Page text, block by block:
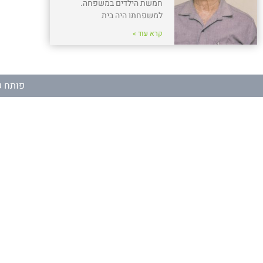
חמשת הילדים במשפחה.
למשפחתו היה בית
קרא עוד »
פותח